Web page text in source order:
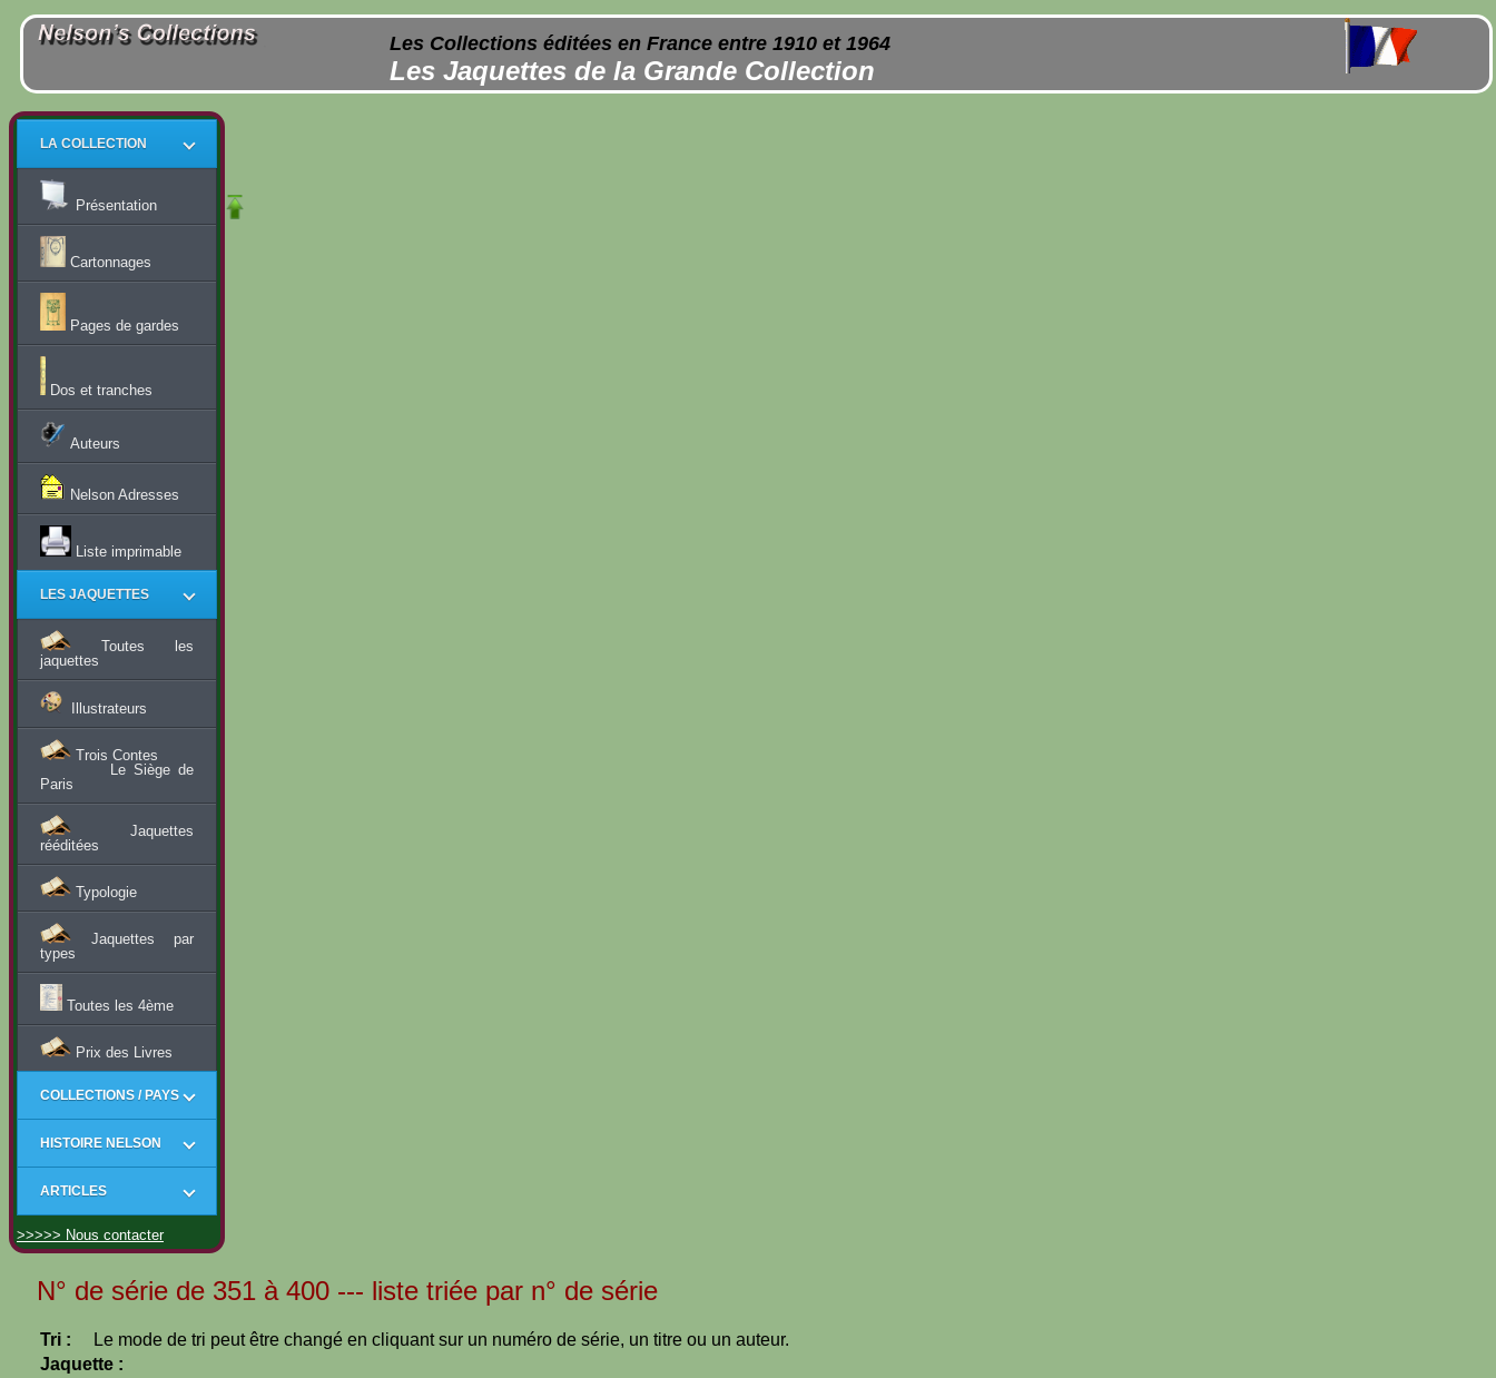
Les Collections éditées en France entre 1910 et 1964
Les Jaquettes de la Grande Collection
LA COLLECTION
Présentation
Cartonnages
Pages de gardes
Dos et tranches
Auteurs
Nelson Adresses
Liste imprimable
LES JAQUETTES
Toutes les
jaquettes
Illustrateurs
Trois Contes
Le Siège de
Paris
Jaquettes
rééditées
Typologie
Jaquettes par
types
Toutes les 4ème
Prix des Livres
COLLECTIONS / PAYS
HISTOIRE NELSON
ARTICLES
>>>>> Nous contacter
N° de série de 351 à 400 --- liste triée par n° de série
Tri :
Le mode de tri peut être changé en cliquant sur un numéro de série, un titre ou un auteur.
Jaquette :